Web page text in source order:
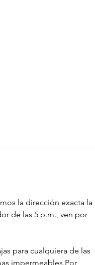
la dirección exacta la
de las 5 p.m., ven por
para cualquiera de las
impermeables.Por